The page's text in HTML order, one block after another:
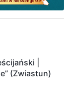
|
(Zwiastun)